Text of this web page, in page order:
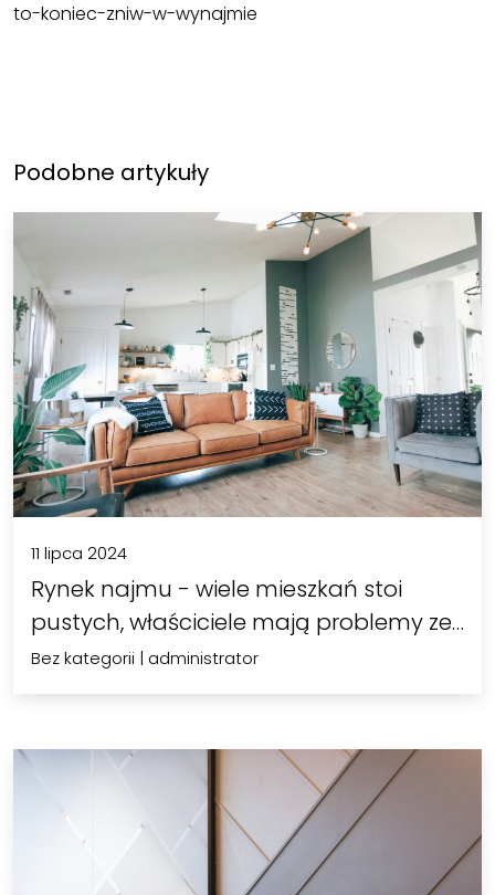
to-koniec-zniw-w-wynajmie
Podobne artykuły
11 lipca 2024
Rynek najmu - wiele mieszkań stoi
pustych, właściciele mają problemy ze…
Bez kategorii | administrator